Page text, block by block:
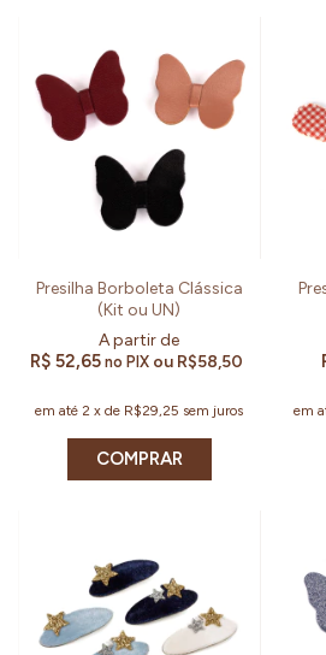
Presilha Borboleta Clássica
(Kit ou UN)
R$ 52,65 no PIX ou R$58,50
em até2 xde R$29,25 sem juros
COMPRAR
em